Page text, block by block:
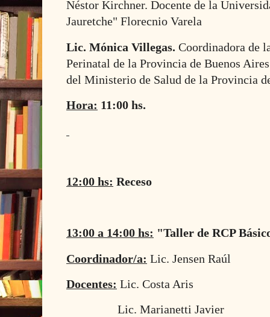
Néstor Kirchner. Docente de la
Jauretche" Florecnio Varela
Lic. Mónica Villegas. Coordinadora de
Perinatal de la Provincia de Buenos
del Ministerio de Salud de la Provincia
Hora: 11:00 hs.
12:00 hs: Receso
13:00 a 14:00 hs: "Taller de RCP
Coordinador/a: Lic. Jensen Raúl
Docentes: Lic. Costa Aris
Lic. Marianetti Javier